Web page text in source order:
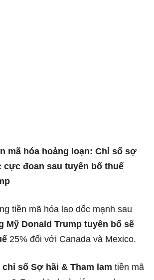
mã hóa hoảng loạn: Chỉ số sợ
cực đoan sau tuyên bố thuế
tiền mã hóa lao dốc mạnh sau
Mỹ Donald Trump tuyên bố sẽ
25% đối với Canada và Mexico.
chỉ số Sợ hãi & Tham lam tiền mã